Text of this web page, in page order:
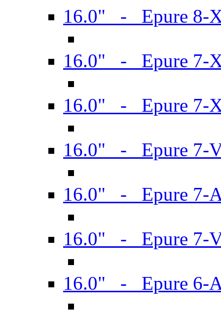
16.0" - Epure 8-
16.0" - Epure 7-
16.0" - Epure 7-
16.0" - Epure 7-
16.0" - Epure 7-
16.0" - Epure 7-
16.0" - Epure 6-